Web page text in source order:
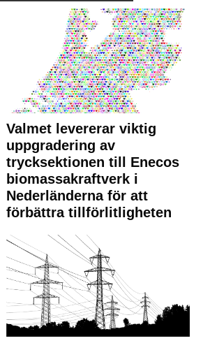
Valmet levererar viktig
uppgradering av
trycksektionen till Enecos
biomassakraftverk i
Nederländerna för att
förbättra tillförlitligheten